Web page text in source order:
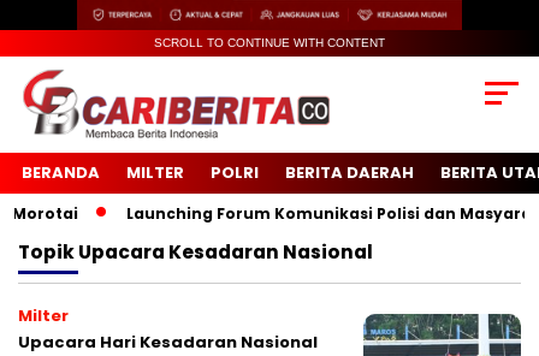
SCROLL TO CONTINUE WITH CONTENT
BERANDA MILTER POLRI BERITA DAERAH BERITA
Launching Forum Komunikasi Polisi dan Masyarakat
TopikUpacara Kesadaran Nasional
Milter
Upacara Hari Kesadaran Nasional